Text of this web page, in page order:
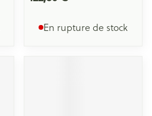
En rupture de stock